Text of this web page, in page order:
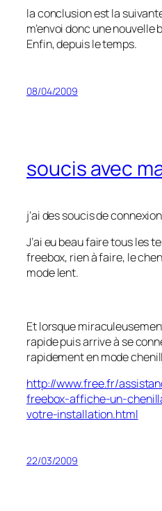
la conclusion est la
m’envoi donc une nouvelle
Enfin, depuis le temps.
08/04/2009
soucis avec
j’ai des soucis de
J’ai eu beau faire tous les
freebox, rien à faire, le
mode lent.
Et lorsque
rapide puis arrive à se
rapidement en mode
http://www.free.fr/
freebox-affiche-un-
votre-installation.html
22/03/2009